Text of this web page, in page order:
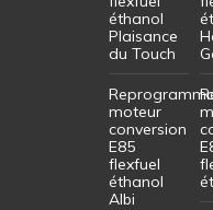
éthanol
Plaisance
du Touch
moteur
conversion
E85
flexfuel
éthanol
Albi